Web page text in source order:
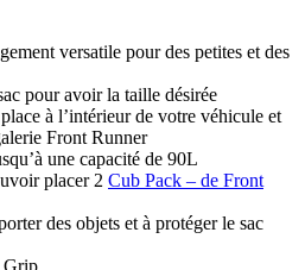
versatile pour des petites et des
pour avoir la taille désirée
à l’intérieur de votre véhicule et
Front Runner
une capacité de 90L
placer 2 Cub Pack – de Front
des objets et à protéger le sac
Grip